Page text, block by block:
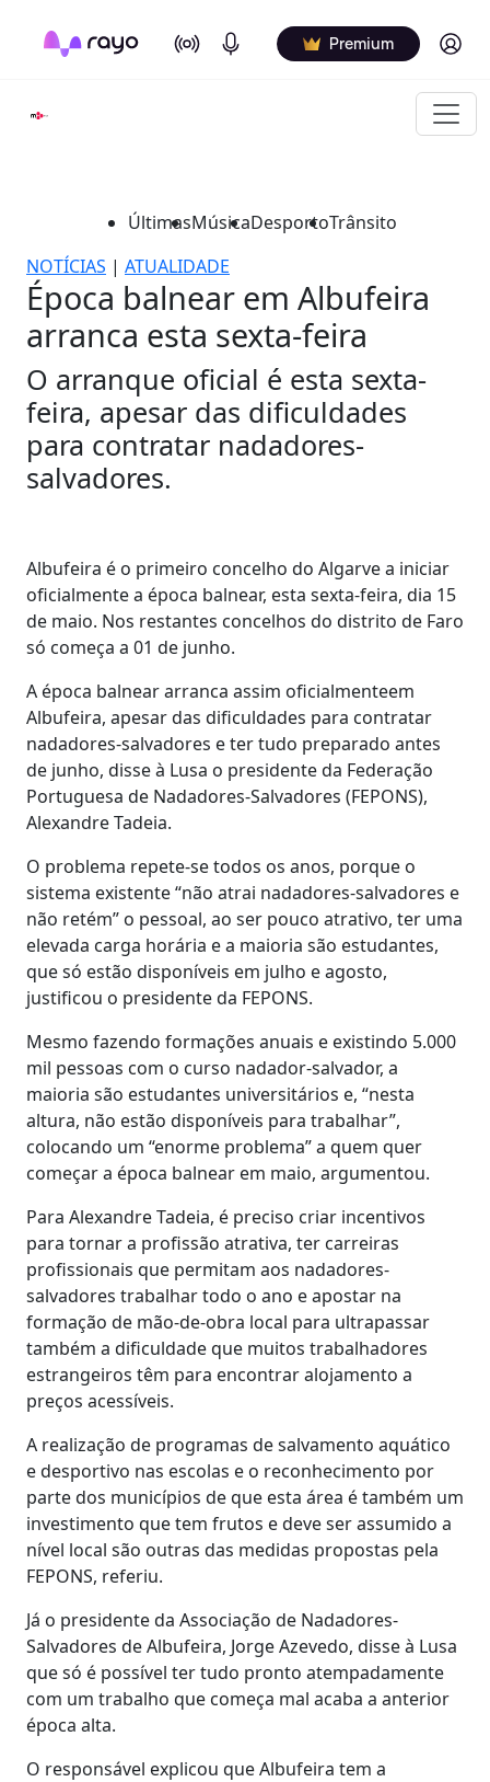
On Air Podcasts Premium Log in
ÚltimasMúsicaDesportoTrânsito
NOTÍCIAS | ATUALIDADE
Época balnear em Albufeira
arranca esta sexta-feira
O arranque oficial é esta sexta-
feira, apesar das dificuldades
para contratar nadadores-
salvadores.
Albufeira é o primeiro concelho do Algarve a iniciar
oficialmente a época balnear, esta sexta-feira, dia 15
de maio. Nos restantes concelhos do distrito de Faro
só começa a 01 de junho.
A época balnear arranca assim oficialmenteem
Albufeira, apesar das dificuldades para contratar
nadadores-salvadores e ter tudo preparado antes
de junho, disse à Lusa o presidente da Federação
Portuguesa de Nadadores-Salvadores (FEPONS),
Alexandre Tadeia.
O problema repete-se todos os anos, porque o
sistema existente “não atrai nadadores-salvadores e
não retém” o pessoal, ao ser pouco atrativo, ter uma
elevada carga horária e a maioria são estudantes,
que só estão disponíveis em julho e agosto,
justificou o presidente da FEPONS.
Mesmo fazendo formações anuais e existindo 5.000
mil pessoas com o curso nadador-salvador, a
maioria são estudantes universitários e, “nesta
altura, não estão disponíveis para trabalhar”,
colocando um “enorme problema” a quem quer
começar a época balnear em maio, argumentou.
Para Alexandre Tadeia, é preciso criar incentivos
para tornar a profissão atrativa, ter carreiras
profissionais que permitam aos nadadores-
salvadores trabalhar todo o ano e apostar na
formação de mão-de-obra local para ultrapassar
também a dificuldade que muitos trabalhadores
estrangeiros têm para encontrar alojamento a
preços acessíveis.
A realização de programas de salvamento aquático
e desportivo nas escolas e o reconhecimento por
parte dos municípios de que esta área é também um
investimento que tem frutos e deve ser assumido a
nível local são outras das medidas propostas pela
FEPONS, referiu.
Já o presidente da Associação de Nadadores-
Salvadores de Albufeira, Jorge Azevedo, disse à Lusa
que só é possível ter tudo pronto atempadamente
com um trabalho que começa mal acaba a anterior
época alta.
O responsável explicou que Albufeira tem a